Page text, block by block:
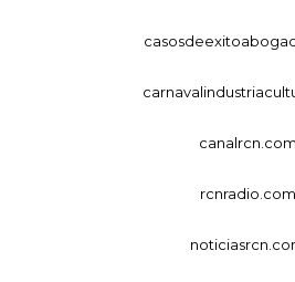
canalrcn.com
rcnradio.com